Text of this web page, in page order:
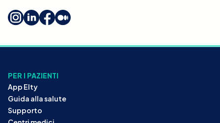
PER I PAZIENTI
App Elty
Guida alla salute
Supporto